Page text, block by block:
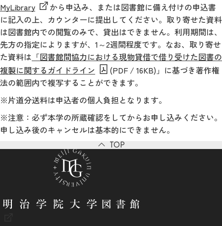
MyLibrary
から申込み、または図書館に備え付けの申込書
に記入の上、カウンターに提出してください。取り寄せた資料
は図書館内での閲覧のみで、貸出はできません。利用期間は、
先方の指定によりますが、1～2週間程度です。なお、取り寄せ
た資料は 「図書館間協力における現物貸借で借り受けた図書の
複製に関するガイドライン
(PDF / 16KB)」に基づき著作権
法の範囲内で複写することができます。
※片道分送料は申込者の個人負担となります。
※注意：必ず本学の所蔵確認をしてからお申し込みください。
申し込み後のキャンセルは基本的にできません。
TOP